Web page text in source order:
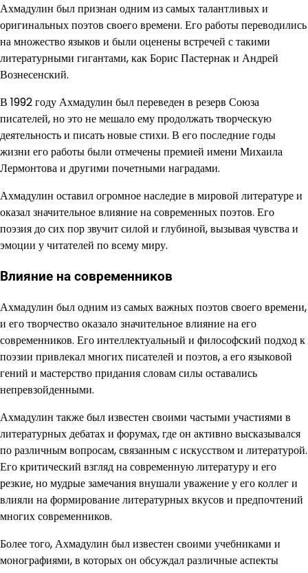
Ахмадулин был признан одним из самых талантливых и
оригинальных поэтов своего времени. Его работы переводились
на множество языков и были оценены встречей с такими
литературными гигантами, как Борис Пастернак и Андрей
Вознесенский.
В 1992 году Ахмадулин был переведен в резерв Союза
писателей, но это не мешало ему продолжать творческую
деятельность и писать новые стихи. В его последние годы
жизни его работы были отмечены премией имени Михаила
Лермонтова и другими почетными наградами.
Ахмадулин оставил огромное наследие в мировой литературе и
оказал значительное влияние на современных поэтов. Его
поэзия до сих пор звучит силой и глубиной, вызывая чувства и
эмоции у читателей по всему миру.
Влияние на современников
Ахмадулин был одним из самых важных поэтов своего времени,
и его творчество оказало значительное влияние на его
современников. Его интеллектуальный и философский подход к
поэзии привлекал многих писателей и поэтов, а его языковой
гений и мастерство придания словам силы оставались
непревзойденными.
Ахмадулин также был известен своими частыми участиями в
литературных дебатах и форумах, где он активно высказывался
по различным вопросам, связанным с искусством и литературой.
Его критический взгляд на современную литературу и его
резкие, но мудрые замечания внушали уважение у его коллег и
влияли на формирование литературных вкусов и предпочтений
многих современников.
Более того, Ахмадулин был известен своими учебниками и
монографиями, в которых он обсуждал различные аспекты